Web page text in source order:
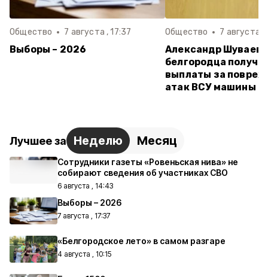
Общество 7 августа , 17:37
Выборы – 2026
Общество 7 августа ,
Александр Шуваев:
белгородца
выплаты за
атак ВСУ машины
Лучшее за Неделю Месяц
Сотрудники газеты «Ровеньская нива» не
собирают сведения об участниках СВО
6 августа , 14:43
Выборы – 2026
7 августа , 17:37
«Белгородское лето» в самом разгаре
4 августа , 10:15